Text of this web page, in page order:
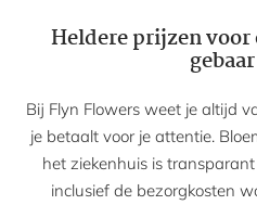
Heldere prijzen voor
gebaar
Bij Flyn Flowers weet je altijd
je betaalt voor je attentie.
het ziekenhuis is
inclusief de bezorgkosten